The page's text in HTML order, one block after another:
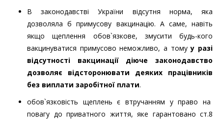
В законодавстві України відсутня норма, яка
дозволяла б примусову вакцинацію. А саме, навіть
якщо щеплення обов`язкове, змусити будь-кого
вакцинуватися примусово неможливо, а томуу разі
відсутності вакцинації діюче законодавство
дозволяє відсторонювати деяких працівників
без виплати заробітної плати.
обов`язковість щеплень є втручанням у право на
повагу до приватного життя, яке гарантовано ст.8